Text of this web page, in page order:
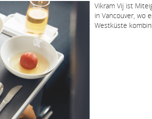
Vikram Vij ist
in Vancouver, wo
Westküste